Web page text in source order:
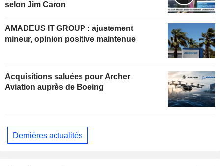
selon Jim Caron
AMADEUS IT GROUP : ajustement
mineur, opinion positive maintenue
Acquisitions saluées pour Archer
Aviation auprès de Boeing
Dernières actualités